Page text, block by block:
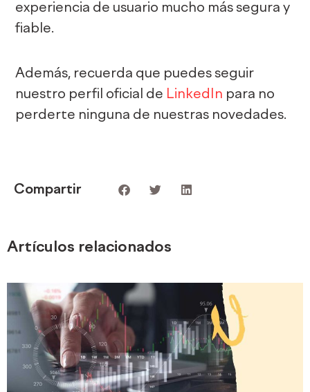
experiencia de usuario mucho más segura y
fiable.
Además, recuerda que puedes seguir
nuestro perfil oficial de LinkedIn para no
perderte ninguna de nuestras novedades.
Compartir
Artículos relacionados